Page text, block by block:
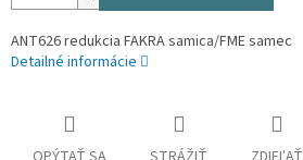
ANT626 redukcia FAKRA samica/FME samec
Detailné informácie